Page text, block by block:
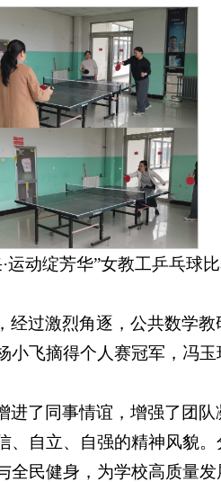
动绽芳华”女教工乒乓球
经过激烈角逐，公共数学教
小飞摘得个人赛冠军，冯玉
进了同事情谊，增强了团队
、自立、自强的精神风貌
全民健身，为学校高质量发